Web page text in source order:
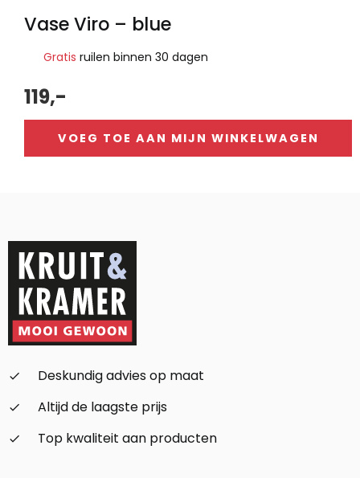
Vase Viro – blue
Gratis ruilen binnen 30 dagen
119,-
VOEG TOE AAN MIJN WINKELWAGEN
check_small
Deskundig advies op maat
check_small
Altijd de laagste prijs
check_small
Top kwaliteit aan producten